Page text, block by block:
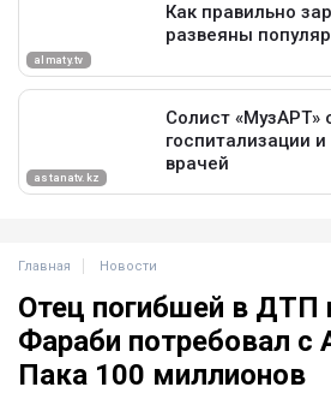
Главная Новости
Отец погибшей в ДТП
Фараби потребовал с
Пака 100 миллионов